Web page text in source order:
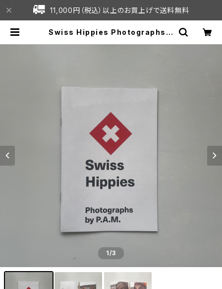
11,000円（税込）以上のお買上げで送料無料
Swiss Hippies Photographs b
1/3